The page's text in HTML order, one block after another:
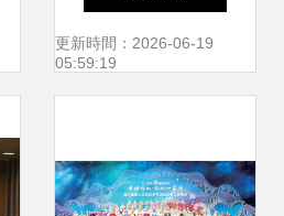
文化交流活動圓滿
更新時間：2026-06-19
05:59:19